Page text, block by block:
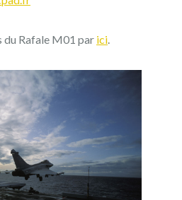
du Rafale M01 par ici